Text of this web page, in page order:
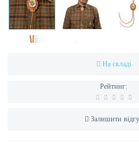
На складі
Рейтинг:
Залишити